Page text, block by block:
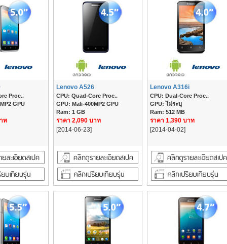
Proc..
GPU
ท
Lenovo A526
CPU: Quad-Core Proc..
GPU: Mali-400MP2 GPU
Ram: 1 GB
ราคา 2,090 บาท
[2014-06-23]
Lenovo A316i
CPU: Dual-Core Proc..
GPU: ไม่ระบุ
Ram: 512 MB
ราคา 1,390 บาท
[2014-04-02]